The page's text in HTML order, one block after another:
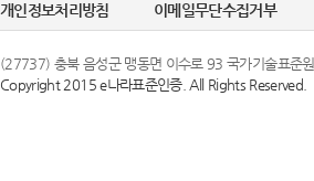
개인정보처리방침 이메일무단수집거부
(27737) 충북 음성군 맹동면 이수로 93 국가기술표준원
Copyright 2015 e나라표준인증. All Rights Reserved.